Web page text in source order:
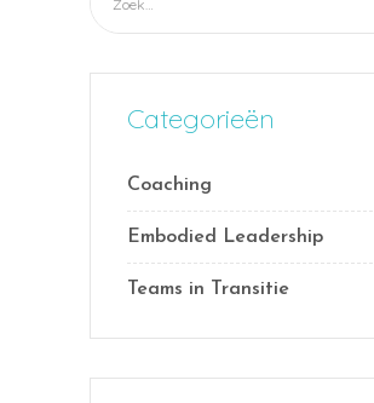
Categorieën
Coaching
Embodied Leadership
Teams in Transitie